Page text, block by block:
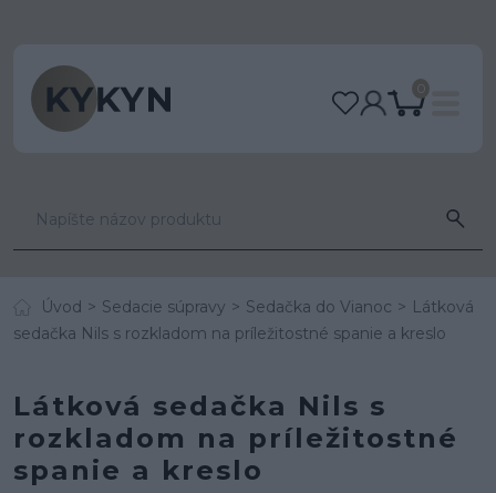
0
Úvod Sedacie súpravy Sedačka do Vianoc
Látková
sedačka Nils s rozkladom na príležitostné spanie a kreslo
Látková sedačka Nils s
rozkladom na príležitostné
spanie a kreslo